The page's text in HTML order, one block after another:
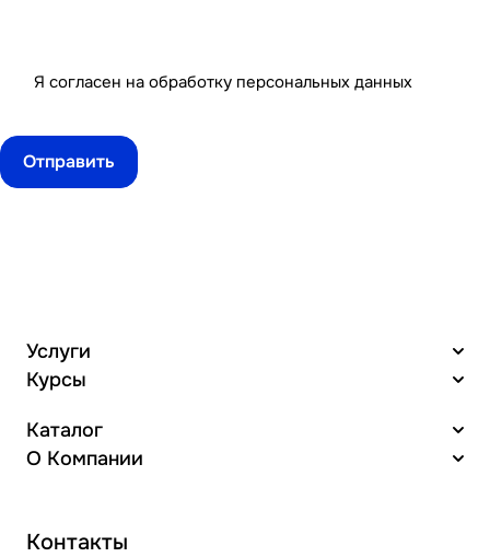
Я согласен на обработку персональных данных
Услуги
Курсы
Каталог
О Компании
Контакты